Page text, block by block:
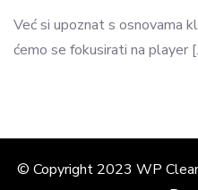
Već si upoznat s osnovama
ćemo se fokusirati na player
© Copyright 2023 WP